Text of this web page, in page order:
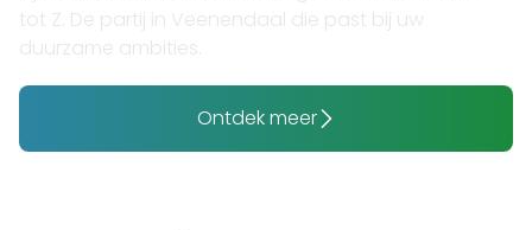
tot Z. De partij in Veenendaal die past bij uw
duurzame ambities.
Ontdek meer